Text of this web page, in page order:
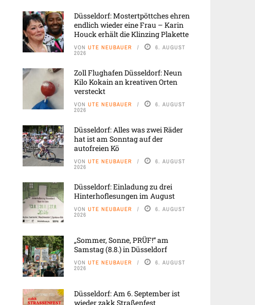
Düsseldorf: Mostertpöttches ehren
endlich wieder eine Frau – Karin
Houck erhält die Klinzing Plakette
VON UTE NEUBAUER 6. AUGUST
2026
Zoll Flughafen Düsseldorf: Neun
Kilo Kokain an kreativen Orten
versteckt
VON UTE NEUBAUER 6. AUGUST
2026
Düsseldorf: Alles was zwei Räder
hat ist am Sonntag auf der
autofreien Kö
VON UTE NEUBAUER 6. AUGUST
2026
Düsseldorf: Einladung zu drei
Hinterhoflesungen im August
VON UTE NEUBAUER 6. AUGUST
2026
„Sommer, Sonne, PRÜF!“ am
Samstag (8.8.) in Düsseldorf
VON UTE NEUBAUER 6. AUGUST
2026
Düsseldorf: Am 6. September ist
wieder zakk Straßenfest